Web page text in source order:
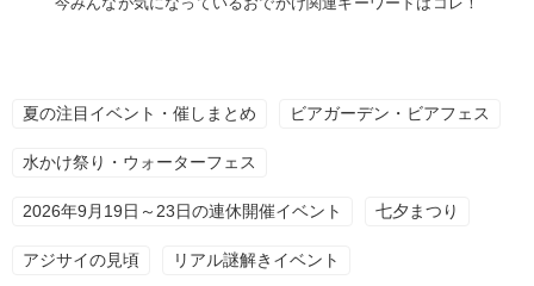
夏の注目イベント・催しまとめ ビアガーデン・ビアフェス
水かけ祭り・ウォーターフェス
2026年9月19日～23日の連休開催イベント 七夕まつり
アジサイの見頃 リアル謎解きイベント